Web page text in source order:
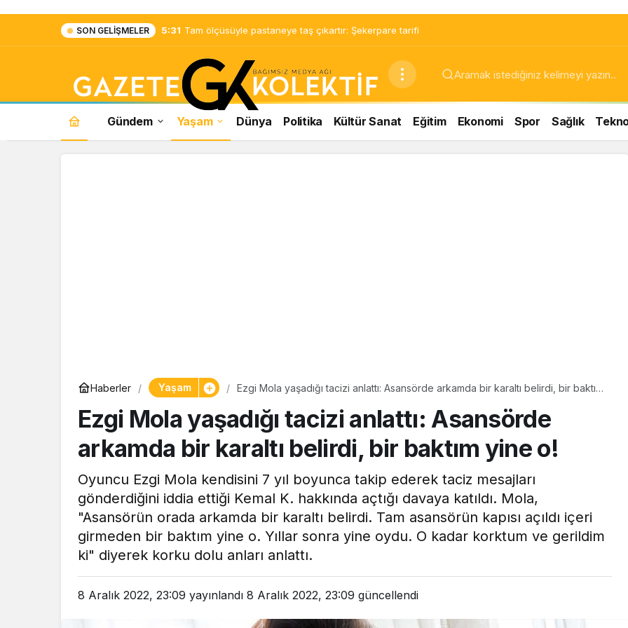
SON GELIŞMELER 5:31 Tam ölçüsüyle pastaneye taş çıkartır: Şekerpare tarifi
Gündem Yaşam Dünya Politika Kültür Sanat Eğitim Ekonomi Spor Sağlık
Haberler Yaşam
Ezgi Mola yaşadığı tacizi anlattı: Asansörde arkamda bir karaltı belirdi, bir baktım
Ezgi Mola yaşadığı tacizi anlattı: Asansörde
arkamda bir karaltı belirdi, bir baktım yine o!
Oyuncu Ezgi Mola kendisini 7 yıl boyunca takip ederek taciz mesajları
gönderdiğini iddia ettiği Kemal K. hakkında açtığı davaya katıldı. Mola,
"Asansörün orada arkamda bir karaltı belirdi. Tam asansörün kapısı açıldı içeri
girmeden bir baktım yine o. Yıllar sonra yine oydu. O kadar korktum ve gerildim
ki" diyerek korku dolu anları anlattı.
8 Aralık 2022, 23:09 yayınlandı 8 Aralık 2022, 23:09 güncellendi
Tam ölçüsüyle
pastaneye taş çıkartır:
Şekerpare tarifi
Çayın yanına çok
yakışacak bir mucize:
Brownie tadında ıslak
kurabiye tarifi…